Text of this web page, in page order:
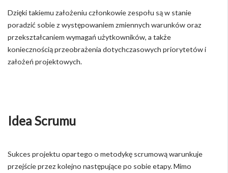
Dzięki takiemu założeniu członkowie zespołu są w stanie
poradzić sobie z występowaniem zmiennych warunków oraz
przekształcaniem wymagań użytkowników, a także
koniecznością przeobrażenia dotychczasowych priorytetów i
założeń projektowych.
Idea Scrumu
Sukces projektu opartego o metodykę scrumową warunkuje
przejście przez kolejno następujące po sobie etapy. Mimo